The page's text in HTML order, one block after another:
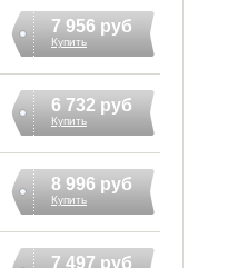
7 956 руб
Купить
6 732 руб
Купить
8 996 руб
Купить
7 497 руб